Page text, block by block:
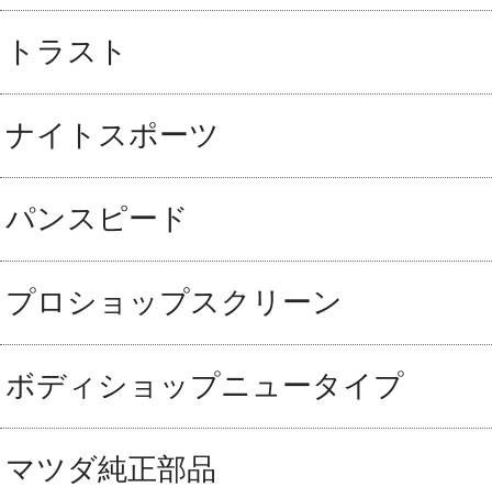
トラスト
ナイトスポーツ
パンスピード
プロショップスクリーン
ボディショップニュータイプ
マツダ純正部品